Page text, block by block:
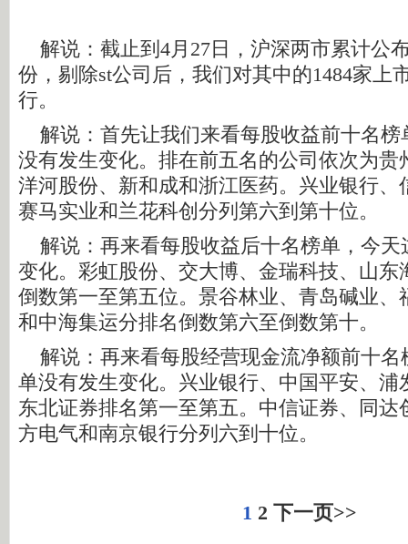
解说：截止到4月27日，沪深两市累计公
份，剔除st公司后，我们对其中的1484家上
行。
解说：首先让我们来看每股收益前十名榜
没有发生变化。排在前五名的公司依次为贵
洋河股份、新和成和浙江医药。兴业银行、
赛马实业和兰花科创分列第六到第十位。
解说：再来看每股收益后十名榜单，今天
变化。彩虹股份、交大博、金瑞科技、山东
倒数第一至第五位。景谷林业、青岛碱业、
和中海集运分排名倒数第六至倒数第十。
解说：再来看每股经营现金流净额前十名
单没有发生变化。兴业银行、中国平安、浦
东北证券排名第一至第五。中信证券、同达
方电气和南京银行分列六到十位。
1 2 下一页>>